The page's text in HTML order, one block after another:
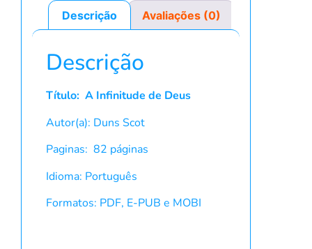
Descrição Avaliações (0)
Descrição
Título: A Infinitude de Deus
Autor(a): Duns Scot
Paginas: 82 páginas
Idioma: Português
Formatos: PDF, E-PUB e MOBI